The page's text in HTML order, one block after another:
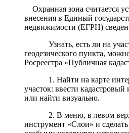
Охранная зона считается
внесения в Единый
недвижимости (ЕГРН)
Узнать, есть ли на
геодезического пункта,
Росреестра «Публичная
1. Найти на карте
участок: ввести
или найти визуально.
2. В меню, в левом
инструмент «Слои» и